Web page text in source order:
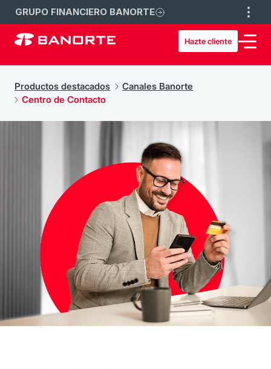
GRUPO FINANCIERO BANORTE
Hazte cliente
Productos destacados
Canales Banorte
Centro de Contacto